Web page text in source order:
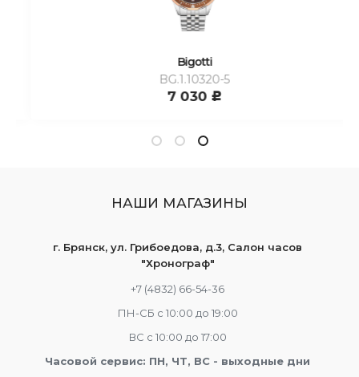
Bigotti
BG.1.10320-5
7 030c
НАШИ МАГАЗИНЫ
г. Брянск, ул. Грибоедова, д.3, Салон часов
"Хронограф"
+7 (4832) 66-54-36
ПН-СБ с 10:00 до 19:00
ВС с 10:00 до 17:00
Часовой сервис: ПН, ЧТ, ВС - выходные дни